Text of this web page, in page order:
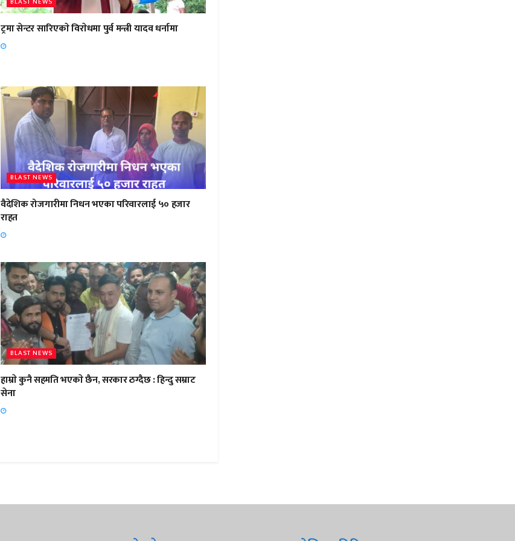
ट्रमा सेन्टर सारिएकाे विराेधमा पुर्व मन्त्री यादव धर्नामा
BLAST NEWS
वैदेशिक रोजगारीमा निधन भएका परिवारलाई ५० हजार
राहत
BLAST NEWS
हाम्राे कुनै सहमति भएकाे छैन, सरकार ठग्दैछ : हिन्दु सम्राट
सेना